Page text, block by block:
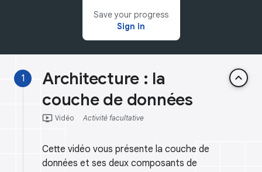
Save your progress
Sign in
1
Architecture : la
couche de données
keyboard_arrow_up
ondemand_video Vidéo Activité facultative
Cette vidéo vous présente la couche de
données et ses deux composants de